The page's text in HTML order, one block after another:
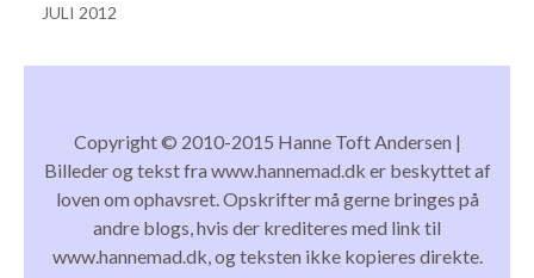
JULI 2012
Copyright © 2010-2015 Hanne Toft Andersen |
Billeder og tekst fra www.hannemad.dk er beskyttet af
loven om ophavsret. Opskrifter må gerne bringes på
andre blogs, hvis der krediteres med link til
www.hannemad.dk, og teksten ikke kopieres direkte.